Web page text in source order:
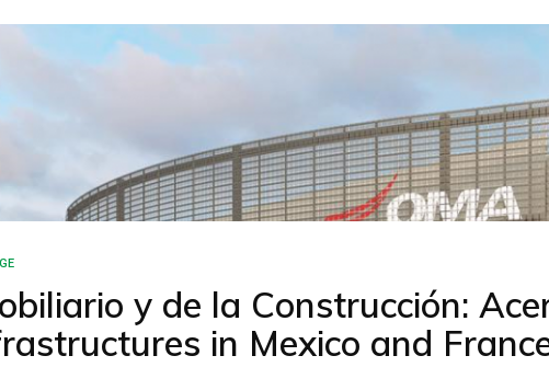
y de la Construcción:
in Mexico and